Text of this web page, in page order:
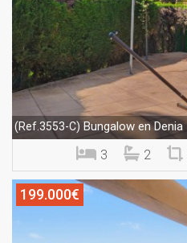
(Ref.3553-C) Bungalow en Denia
3 2
199.000€